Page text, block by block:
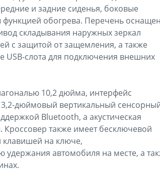
и задние сиденья, боковые
обогрева. Перечень
складывания наружных зеркал
с защитой от защемления, а также
USB-слота для подключения внешних
10,2 дюйма, интерфейс
дюймовый вертикальный
Bluetooth, а акустическая
также имеет бесключевой
клавишей на ключе,
автомобиля на месте, а